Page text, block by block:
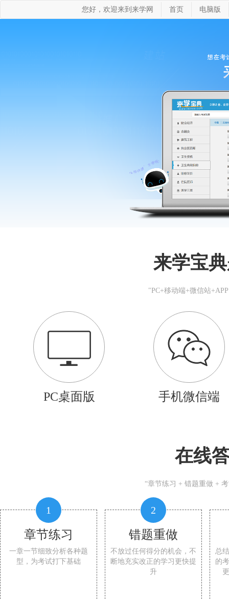
您好，欢迎来到来学网 首页 电脑版
来学宝
"PC+移动端+微信站
PC桌面版 手机微信端
在线
“章节练习 + 错题重做 +
1
章节练习
一章一节细致分析各种题
型，为考试打下基础
2
错题重做
不放过任何得分的机会，不
断地充实改正的学习更快提
升
总
的